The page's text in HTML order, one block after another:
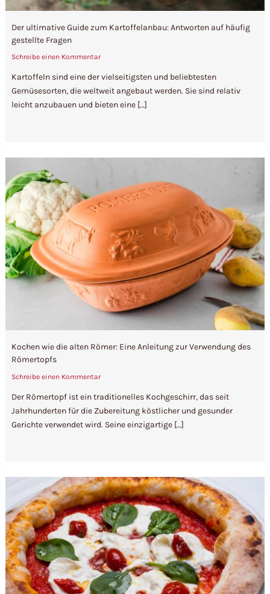
Der ultimative Guide zum Kartoffelanbau: Antworten auf häufig
gestellte Fragen
Schreibe einen Kommentar
Kartoffeln sind eine der vielseitigsten und beliebtesten
Gemüsesorten, die weltweit angebaut werden. Sie sind relativ
leicht anzubauen und bieten eine […]
Kochen wie die alten Römer: Eine Anleitung zur Verwendung des
Römertopfs
Schreibe einen Kommentar
Der Römertopf ist ein traditionelles Kochgeschirr, das seit
Jahrhunderten für die Zubereitung köstlicher und gesunder
Gerichte verwendet wird. Seine einzigartige […]